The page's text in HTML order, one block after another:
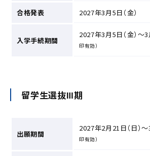
合格発表 2027年3月5日（金）
入学手続期間
2027年3月5日（金）～3
印有効）
留学生選抜Ⅲ期
出願期間
2027年2月21日（日）～
印有効）